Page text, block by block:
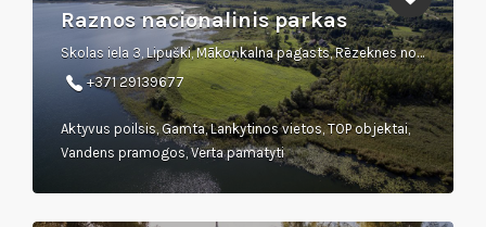
Raznos nacionalinis parkas
Skolas iela 3, Lipuški, Mākoņkalna pagasts, Rēzeknes novads
+371 29139677
Aktyvus poilsis, Gamta, Lankytinos vietos, TOP objektai,
Vandens pramogos, Verta pamatyti